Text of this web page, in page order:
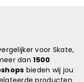
voor Skate,
dan1500
bieden wij jou